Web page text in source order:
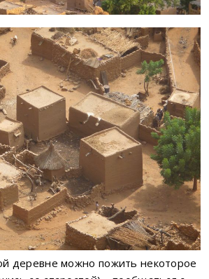
деревне можно пожить некоторое